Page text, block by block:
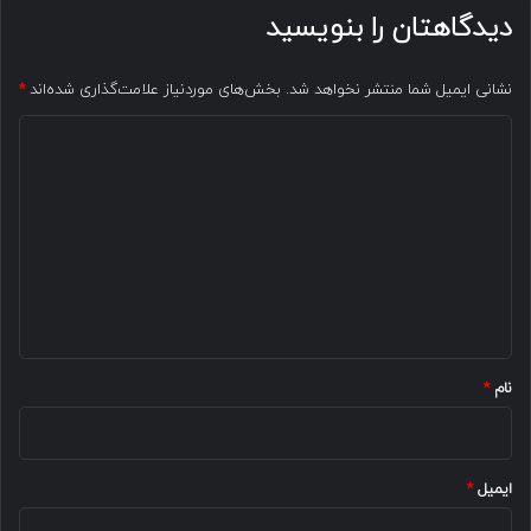
دیدگاهتان را بنویسید
نشانی ایمیل شما منتشر نخواهد شد. بخش‌های موردنیاز علامت‌گذاری شده‌اند*
نام*
ایمیل*